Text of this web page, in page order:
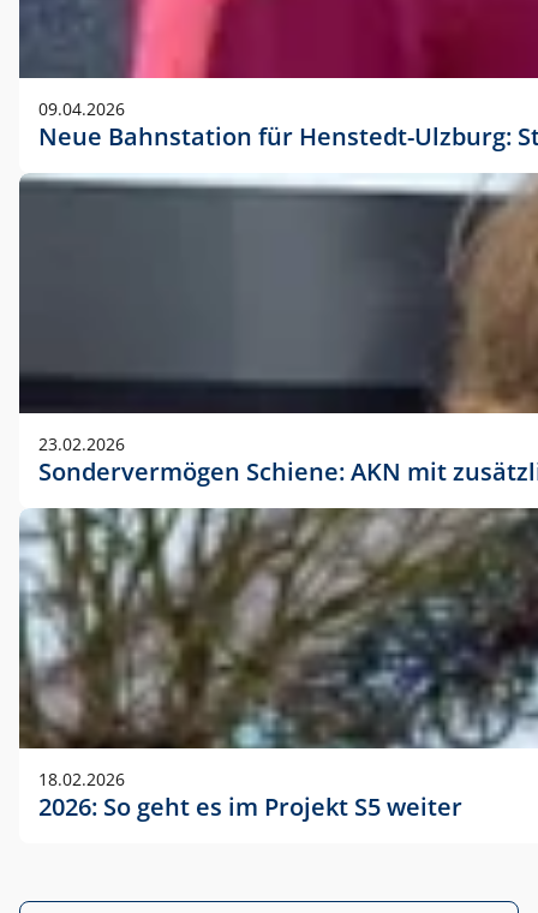
09.04.2026
Neue Bahnstation für Henstedt-Ulzburg:
23.02.2026
Sondervermögen Schiene: AKN mit
18.02.2026
2026: So geht es im Projekt S5 weiter